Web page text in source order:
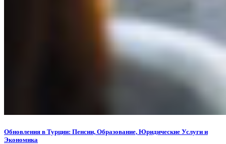
Обновления в Турции: Пенсии, Образование, Юридические Услуги и
Экономика